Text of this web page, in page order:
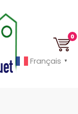
0
Français ▼